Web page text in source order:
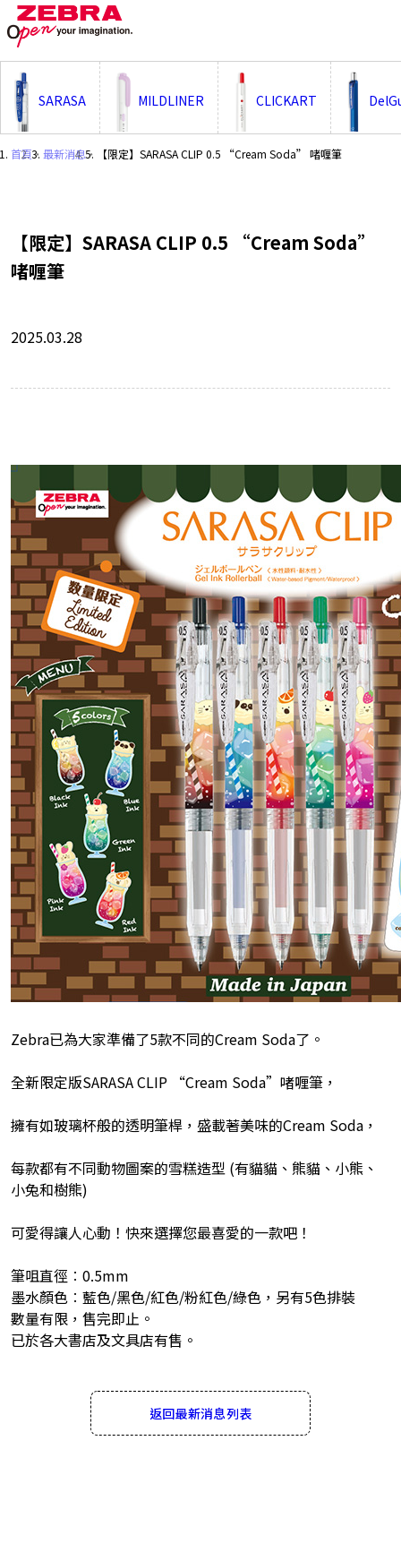
SARASA MILDLINER CLICKART
首頁・ 最新消息・ 【限定】SARASA CLIP 0.5 “Cream Soda” 啫喱筆
【限定】SARASA CLIP 0.5 “Cream Soda”
啫喱筆
2025.03.28
Zebra已為大家準備了5款不同的Cream Soda了。
全新限定版SARASA CLIP “Cream Soda”啫喱筆，
擁有如玻璃杯般的透明筆桿，盛載著美味的Cream Soda，
每款都有不同動物圖案的雪糕造型 (有貓貓、熊貓、小熊、
小兔和樹熊)
可愛得讓人心動！快來選擇您最喜愛的一款吧！
筆咀直徑︰0.5mm
墨水顏色︰藍色/黑色/紅色/粉紅色/綠色，另有5色排裝
數量有限，售完即止。
已於各大書店及文具店有售。
返回最新消息列表